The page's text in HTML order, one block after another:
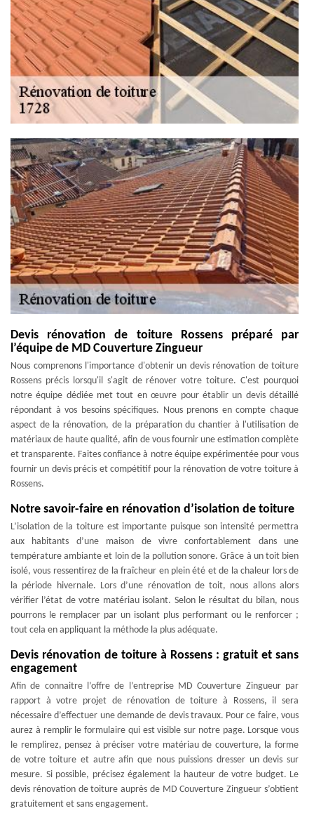
Devis rénovation de toiture Rossens préparé par
l’équipe de MD Couverture Zingueur
Nous comprenons l'importance d'obtenir un devis rénovation de toiture
Rossens précis lorsqu'il s'agit de rénover votre toiture. C'est pourquoi
notre équipe dédiée met tout en œuvre pour établir un devis détaillé
répondant à vos besoins spécifiques. Nous prenons en compte chaque
aspect de la rénovation, de la préparation du chantier à l'utilisation de
matériaux de haute qualité, afin de vous fournir une estimation complète
et transparente. Faites confiance à notre équipe expérimentée pour vous
fournir un devis précis et compétitif pour la rénovation de votre toiture à
Rossens.
Notre savoir-faire en rénovation d’isolation de toiture
L’isolation de la toiture est importante puisque son intensité permettra
aux habitants d’une maison de vivre confortablement dans une
température ambiante et loin de la pollution sonore. Grâce à un toit bien
isolé, vous ressentirez de la fraîcheur en plein été et de la chaleur lors de
la période hivernale. Lors d’une rénovation de toit, nous allons alors
vérifier l’état de votre matériau isolant. Selon le résultat du bilan, nous
pourrons le remplacer par un isolant plus performant ou le renforcer ;
tout cela en appliquant la méthode la plus adéquate.
Devis rénovation de toiture à Rossens : gratuit et sans
engagement
Afin de connaitre l’offre de l’entreprise MD Couverture Zingueur par
rapport à votre projet de rénovation de toiture à Rossens, il sera
nécessaire d’effectuer une demande de devis travaux. Pour ce faire, vous
aurez à remplir le formulaire qui est visible sur notre page. Lorsque vous
le remplirez, pensez à préciser votre matériau de couverture, la forme
de votre toiture et autre afin que nous puissions dresser un devis sur
mesure. Si possible, précisez également la hauteur de votre budget. Le
devis rénovation de toiture auprès de MD Couverture Zingueur s’obtient
gratuitement et sans engagement.